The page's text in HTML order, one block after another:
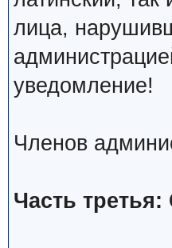
лица,
уведомление!
Членов
Часть